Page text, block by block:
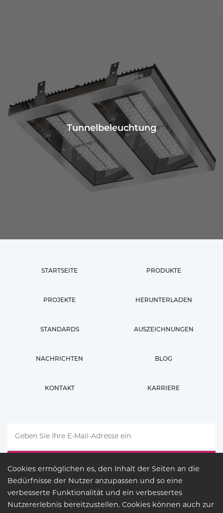
Tunnelbeleuchtung
STARTSEITE PRODUKTE
PROJEKTE HERUNTERLADEN
STANDARDS AUSZEICHNUNGEN
NACHRICHTEN BLOG
KONTAKT KARRIERE
Cookies ermöglichen es, den Inhalt der Seiten an die
Bedürfnisse der Nutzer anzupassen und so eine
verbesserte Funktionalität und ein verbessertes
Nutzererlebnis bereitzustellen. Cookies können auch zur